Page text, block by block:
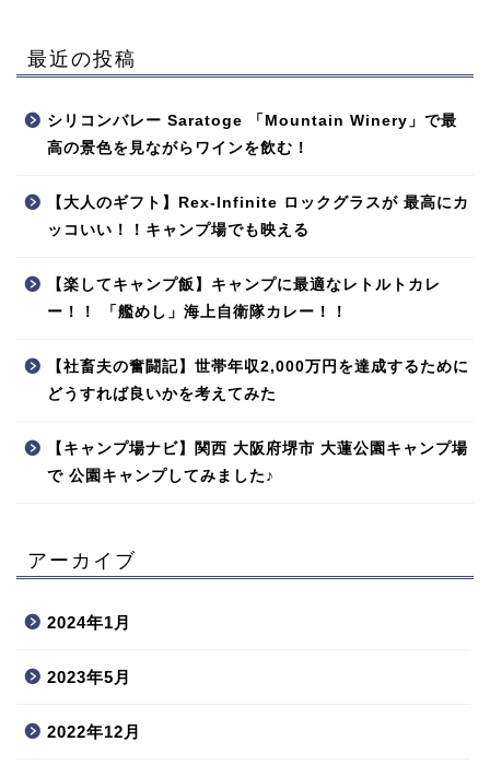
最近の投稿
シリコンバレー Saratoge 「Mountain Winery」で最
高の景色を見ながらワインを飲む！
【大人のギフト】Rex-Infinite ロックグラスが 最高にカ
ッコいい！！キャンプ場でも映える
【楽してキャンプ飯】キャンプに最適なレトルトカレ
ー！！ 「艦めし」海上自衛隊カレー！！
【社畜夫の奮闘記】世帯年収2,000万円を達成するために
どうすれば良いかを考えてみた
【キャンプ場ナビ】関西 大阪府堺市 大蓮公園キャンプ場
で 公園キャンプしてみました♪
アーカイブ
2024年1月
2023年5月
2022年12月